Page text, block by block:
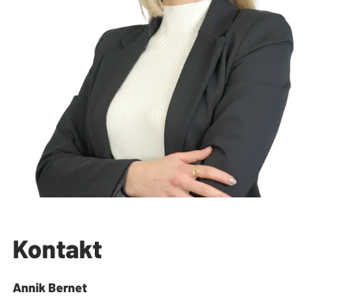
Kontakt
Annik Bernet